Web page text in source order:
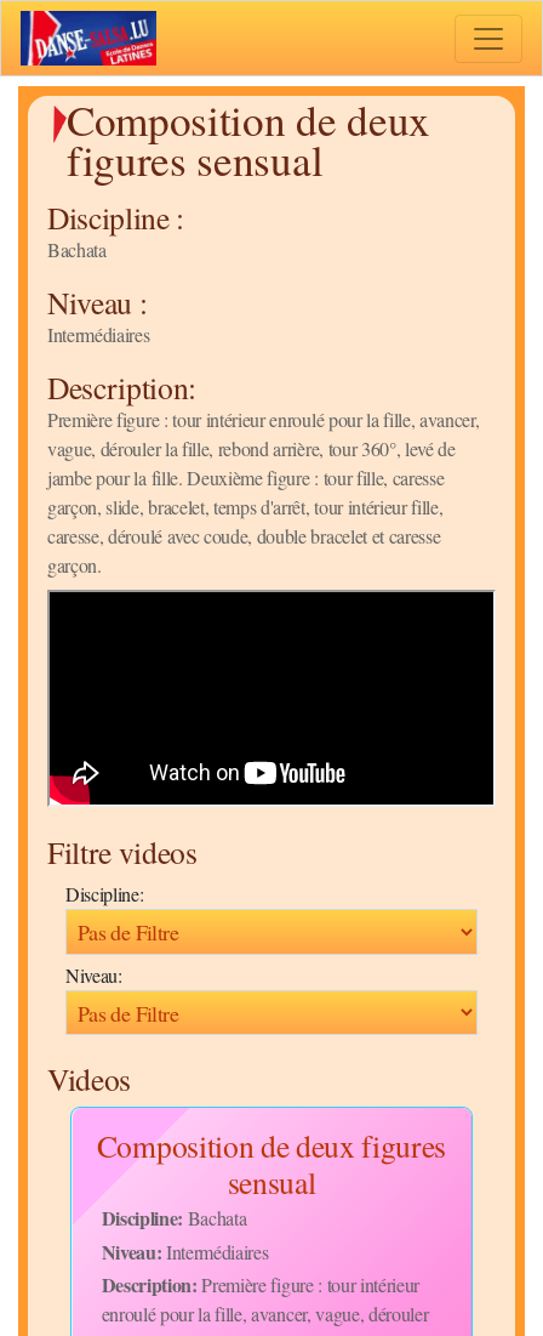
Composition de deux
figures sensual
Discipline :
Bachata
Niveau :
Intermédiaires
Description:
Première figure : tour intérieur enroulé pour la fille, avancer,
vague, dérouler la fille, rebond arrière, tour 360°, levé de
jambe pour la fille. Deuxième figure : tour fille, caresse
garçon, slide, bracelet, temps d'arrêt, tour intérieur fille,
caresse, déroulé avec coude, double bracelet et caresse
garçon.
Filtre videos
Discipline:
Niveau:
Videos
Composition de deux figures
sensual
Discipline: Bachata
Niveau:Intermédiaires
Description:Première figure : tour intérieur
enroulé pour la fille, avancer, vague, dérouler